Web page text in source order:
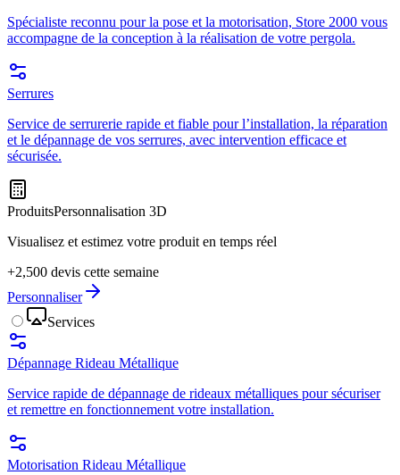
Spécialiste reconnu pour la pose et la motorisation, Store 2000 vous
accompagne de la conception à la réalisation de votre pergola.
Serrures
Service de serrurerie rapide et fiable pour l’installation, la réparation
et le dépannage de vos serrures, avec intervention efficace et
sécurisée.
ProduitsPersonnalisation 3D
Visualisez et estimez votre produit en temps réel
+2,500 devis cette semaine
Personnaliser
Services
Dépannage Rideau Métallique
Service rapide de dépannage de rideaux métalliques pour sécuriser
et remettre en fonctionnement votre installation.
Motorisation Rideau Métallique